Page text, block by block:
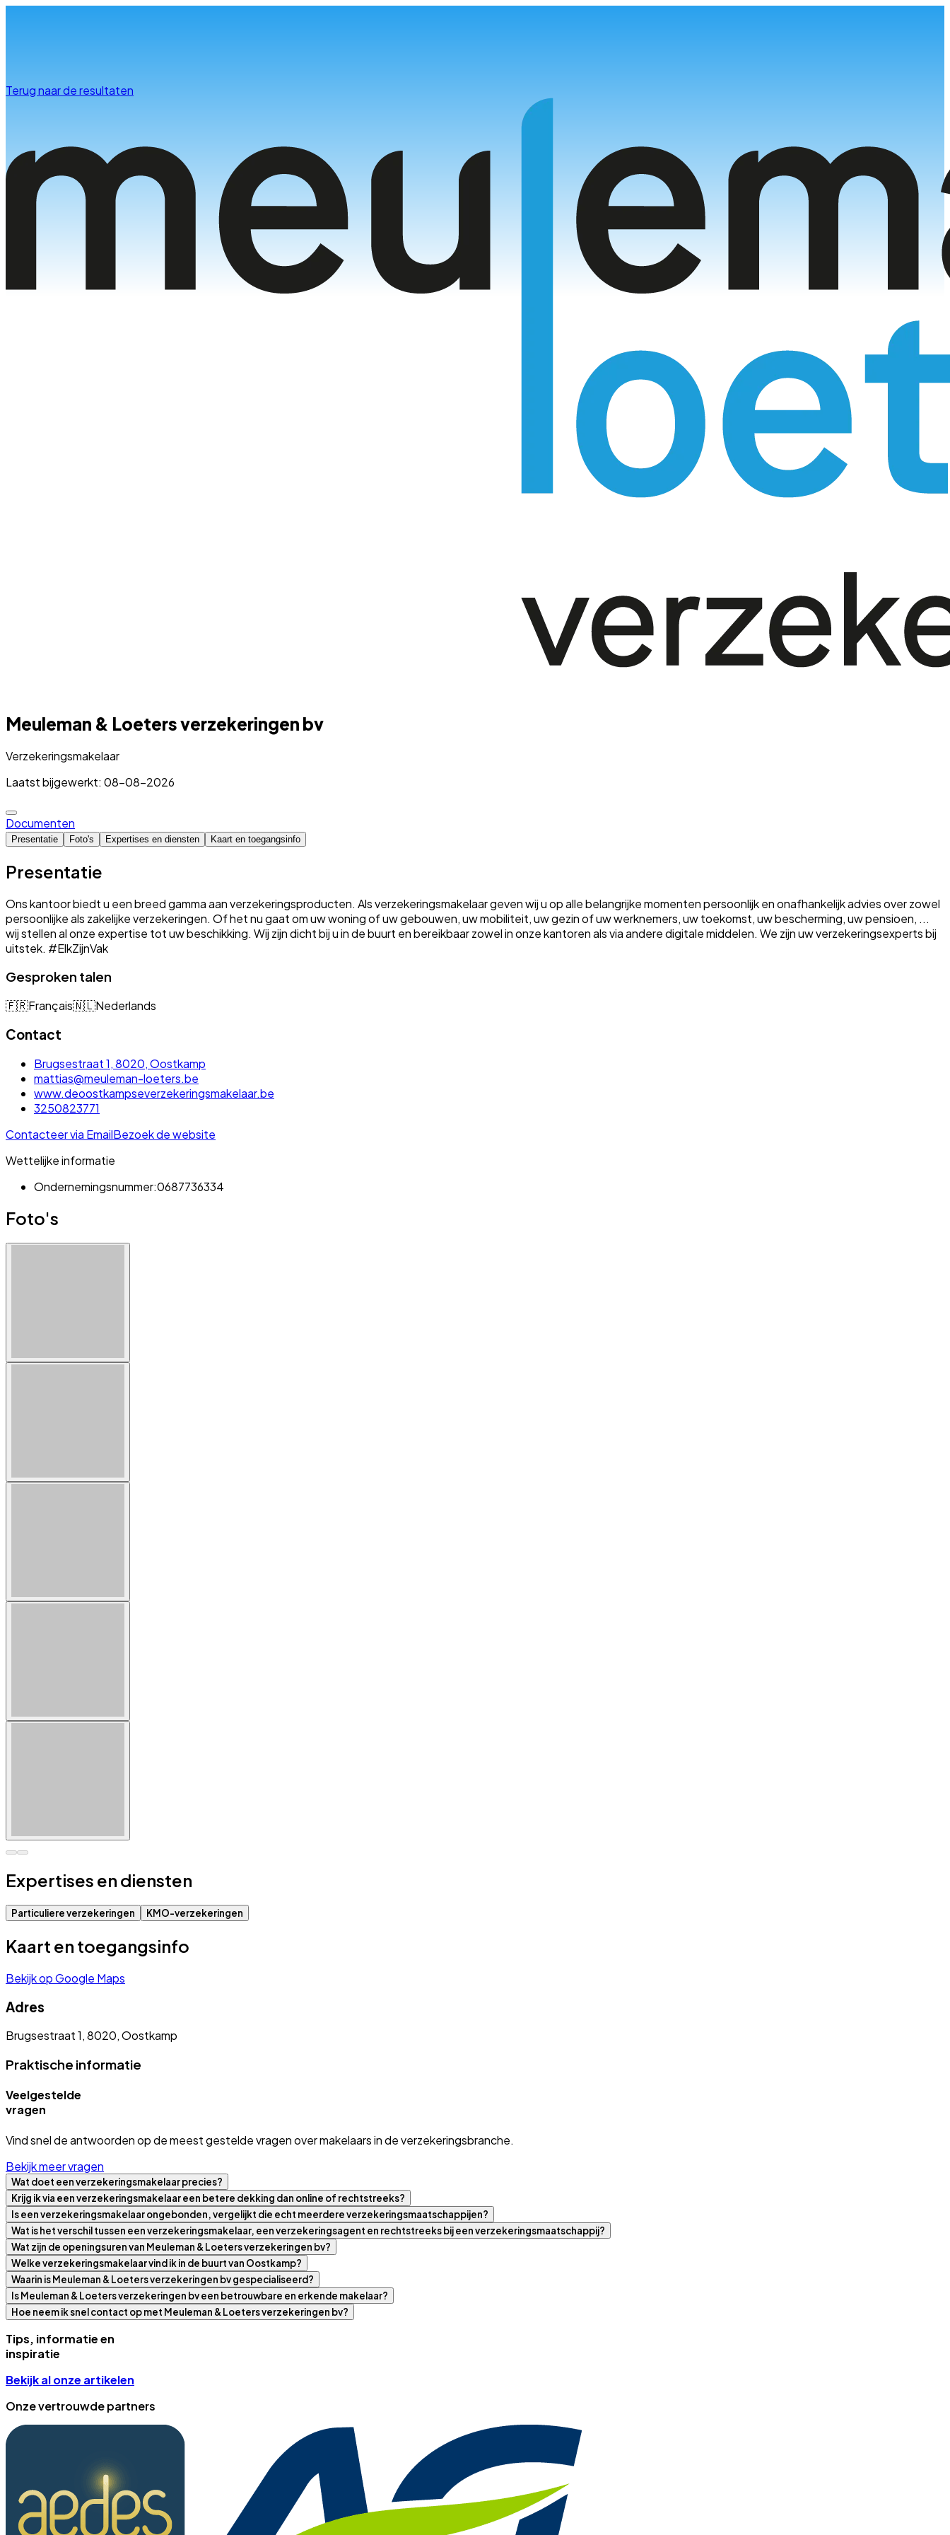
Terug naar de resultaten
Meuleman & Loeters verzekeringen bv
Verzekeringsmakelaar
Laatst bijgewerkt: 08-08-2026
Documenten
Presentatie Foto's Expertises en diensten Kaart en toegangsinfo
Presentatie
Ons kantoor biedt u een breed gamma aan verzekeringsproducten. Als verzekeringsmakelaar geven wij u op alle belangrijke momenten persoonlijk en onafhankelijk advies over zowel
persoonlijke als zakelijke verzekeringen. Of het nu gaat om uw woning of uw gebouwen, uw mobiliteit, uw gezin of uw werknemers, uw toekomst, uw bescherming, uw pensioen, ...
wij stellen al onze expertise tot uw beschikking. Wij zijn dicht bij u in de buurt en bereikbaar zowel in onze kantoren als via andere digitale middelen. We zijn uw verzekeringsexperts bij
uitstek. #ElkZijnVak
Gesproken talen
🇫🇷Français🇳🇱Nederlands
Contact
Brugsestraat 1, 8020, Oostkamp
mattias@meuleman-loeters.be
www.deoostkampseverzekeringsmakelaar.be
3250823771
Contacteer via EmailBezoek de website
Wettelijke informatie
Ondernemingsnummer:0687736334
Foto's
Expertises en diensten
Particuliere verzekeringen KMO-verzekeringen
Kaart en toegangsinfo
Bekijk op Google Maps
Adres
Brugsestraat 1, 8020, Oostkamp
Praktische informatie
Veelgestelde
vragen
Vind snel de antwoorden op de meest gestelde vragen over makelaars in de verzekeringsbranche.
Bekijk meer vragen
Wat doet een verzekeringsmakelaar precies?
Krijg ik via een verzekeringsmakelaar een betere dekking dan online of rechtstreeks?
Is een verzekeringsmakelaar ongebonden, vergelijkt die echt meerdere verzekeringsmaatschappijen?
Wat is het verschil tussen een verzekeringsmakelaar, een verzekeringsagent en rechtstreeks bij een verzekeringsmaatschappij?
Wat zijn de openingsuren van Meuleman & Loeters verzekeringen bv?
Welke verzekeringsmakelaar vind ik in de buurt van Oostkamp?
Waarin is Meuleman & Loeters verzekeringen bv gespecialiseerd?
Is Meuleman & Loeters verzekeringen bv een betrouwbare en erkende makelaar?
Hoe neem ik snel contact op met Meuleman & Loeters verzekeringen bv?
Tips, informatie en
inspiratie
Bekijk al onze artikelen
Onze vertrouwde partners